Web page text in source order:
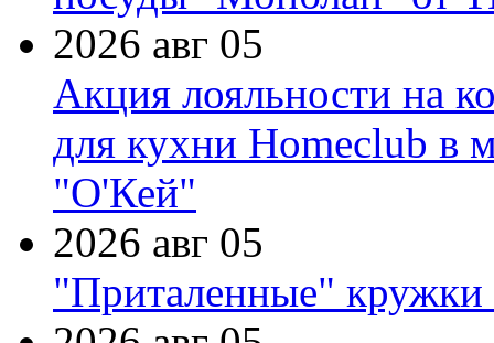
2026 авг 05
Акция лояльности на
для кухни Homeclub в
"О'Кей"
2026 авг 05
"Приталенные" кружки